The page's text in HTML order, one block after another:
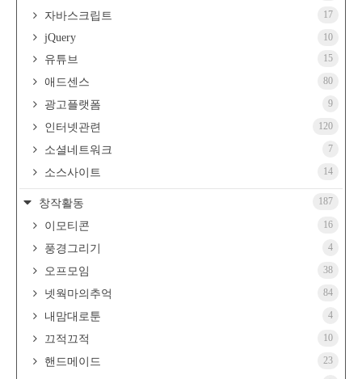
자바스크립트 17
jQuery 10
유튜브 15
애드센스 80
광고플랫폼 9
인터넷관련 120
소셜네트워크 7
소스사이트 14
창작활동 187
이모티콘 16
풍경그리기 4
오프모임 38
넷웍마의추억 84
내맘대로툰 4
끄적끄적 10
핸드메이드 23